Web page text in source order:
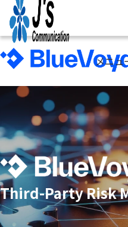
メニュ
Third-Party Risk